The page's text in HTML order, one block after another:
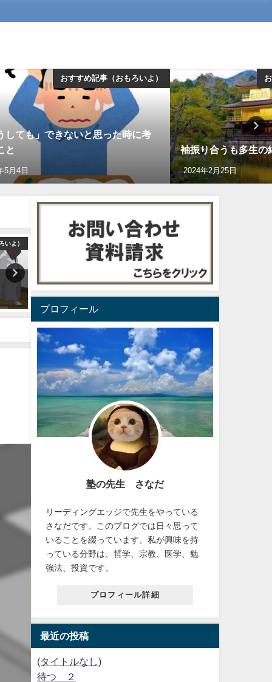
おすすめ記事（おもろいよ）
しても」できないと思った時に考
と
5月4日
袖振り合うも多生の
2024年2月25日
いよ） おすすめ記事（おもろいよ）
教える側の力量は重要だが、教
わる側の力量も、同じように、
重要である
2023年5月2日
「どうしても」できないと
た時に考えること
プロフィール
塾の先生 さなだ
リーディングエッジで先生をやっている
さなだです。このブログでは日々思って
いることを綴っています。私が興味を持
っている分野は、哲学、宗教、医学、勉
強法、投資です。
プロフィール詳細
最近の投稿
(タイトルなし)
待つ ２